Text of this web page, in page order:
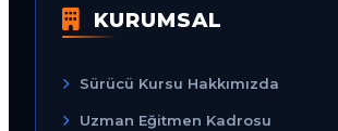
KURUMSAL
Sürücü Kursu Hakkımızda
Uzman Eğitmen Kadrosu